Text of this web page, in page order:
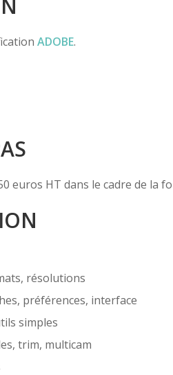
ADOBE.
euros HT dans le cadre de la
résolutions
préférences, interface
simples
trim, multicam